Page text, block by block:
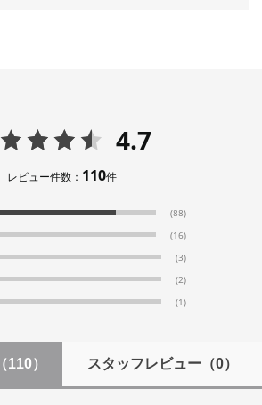
4.7
レビュー件数： 110件
(88)
(16)
(3)
(2)
(1)
（110） スタッフレビュー（0）